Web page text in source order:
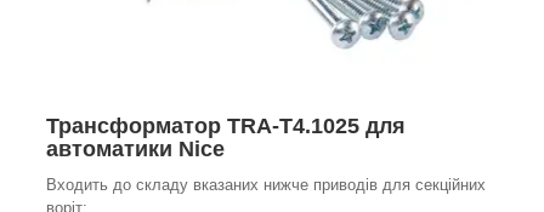
Трансформатор TRA-T4.1025 для
автоматики Nice
Входить до складу вказаних нижче приводів для секційних
воріт: